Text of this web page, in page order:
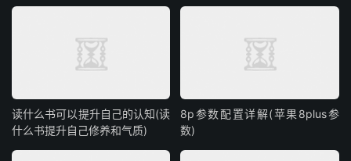
读什么书可以提升自己的认知(读
什么书提升自己修养和气质)
8p参数配置详解(苹果8plus参
数)